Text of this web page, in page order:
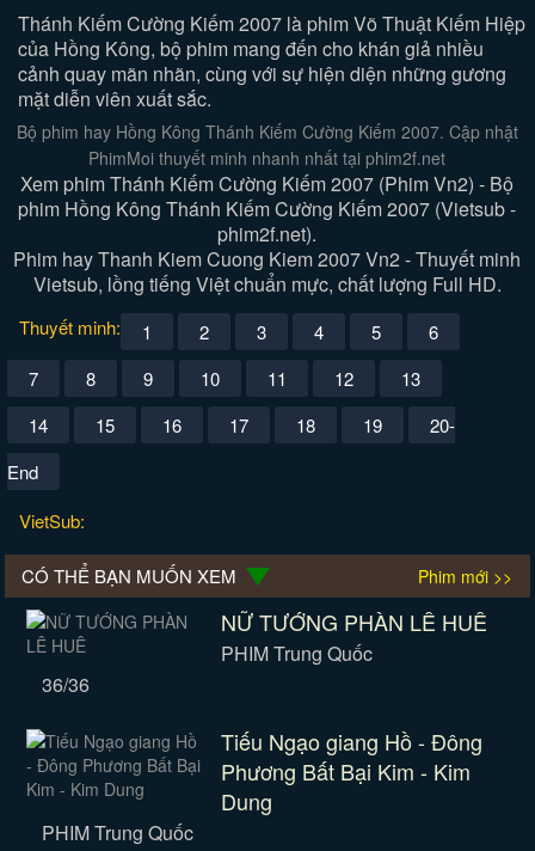
Thánh Kiếm Cường Kiếm 2007 là phim Võ Thuật Kiếm Hiệp
của Hồng Kông, bộ phim mang đến cho khán giả nhiều
cảnh quay mãn nhãn, cùng với sự hiện diện những gương
mặt diễn viên xuất sắc.
Bộ phim hay Hồng Kông Thánh Kiếm Cường Kiếm 2007. Cập nhật
PhimMoi thuyết minh nhanh nhất tại phim2f.net
Xem phim Thánh Kiếm Cường Kiếm 2007 (Phim Vn2) - Bộ
phim Hồng Kông Thánh Kiếm Cường Kiếm 2007 (Vietsub -
phim2f.net).
Phim hay Thanh Kiem Cuong Kiem 2007 Vn2 - Thuyết minh
Vietsub, lồng tiếng Việt chuẩn mực, chất lượng Full HD.
Thuyết minh: 1 2 3 4 5
6
7
8 9 10 11 12
13
14
15 16 17 18 19
20-
End
VietSub:
CÓ THỂ BẠN MUỐN XEM Phim mới >>
NỮ TƯỚNG PHÀN LÊ HUÊ
PHIM Trung Quốc
36/36
Tiếu Ngạo giang Hồ - Đông
Phương Bất Bại Kim - Kim
Dung
PHIM Trung Quốc